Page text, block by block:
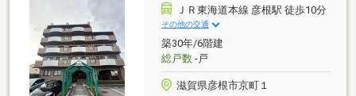
テラス専用利用料：８８０円 ■ペット飼育可（規約
による制限あり）
ＪＲ東海道本線 彦根駅 徒歩10分
その他の交通
築30年/6階建
総戸数-戸
滋賀県彦根市京町１